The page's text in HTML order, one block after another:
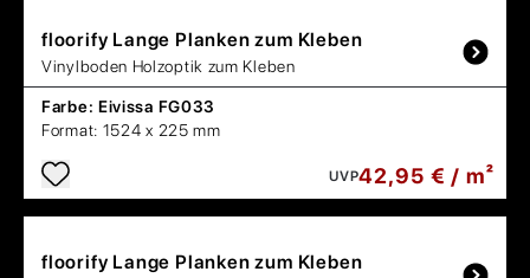
floorify Lange Planken zum Kleben
Vinylboden Holzoptik zum Kleben
Farbe: Eivissa FG033
Format: 1524 x 225 mm
UVP42,95 € / m²
floorify Lange Planken zum Kleben